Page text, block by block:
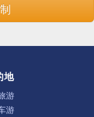
地
游
游